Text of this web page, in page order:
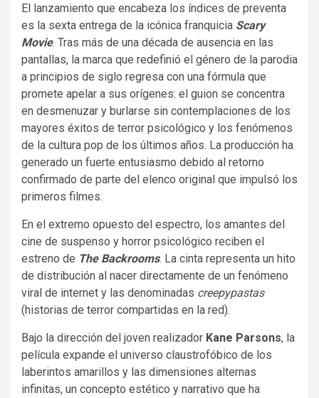
El lanzamiento que encabeza los índices de preventa
es la sexta entrega de la icónica franquicia Scary
Movie. Tras más de una década de ausencia en las
pantallas, la marca que redefinió el género de la parodia
a principios de siglo regresa con una fórmula que
promete apelar a sus orígenes: el guion se concentra
en desmenuzar y burlarse sin contemplaciones de los
mayores éxitos de terror psicológico y los fenómenos
de la cultura pop de los últimos años. La producción ha
generado un fuerte entusiasmo debido al retorno
confirmado de parte del elenco original que impulsó los
primeros filmes.
En el extremo opuesto del espectro, los amantes del
cine de suspenso y horror psicológico reciben el
estreno de The Backrooms. La cinta representa un hito
de distribución al nacer directamente de un fenómeno
viral de internet y las denominadas creepypastas
(historias de terror compartidas en la red).
Bajo la dirección del joven realizador Kane Parsons, la
película expande el universo claustrofóbico de los
laberintos amarillos y las dimensiones alternas
infinitas, un concepto estético y narrativo que ha